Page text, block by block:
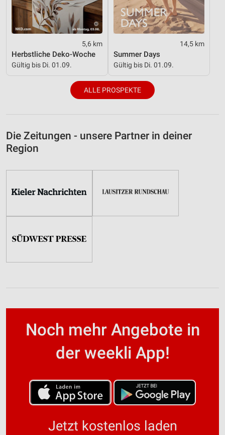
5,6 km
Herbstliche Deko-Woche
Gültig bis Di. 01.09.
14,5 km
Summer Days
Gültig bis Di. 01.09.
ALLE PROSPEKTE
Die Zeitungen - unsere Partner in deiner
Region
Noch mehr Angebote in
der weekli App!
Jetzt kostenlos laden